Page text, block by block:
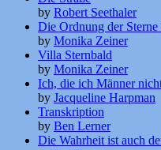
by Robert Seethaler
Die Ordnung der
by Monika Zeiner
Villa Sternbald
by Monika Zeiner
Ich, die ich Männer
by Jacqueline Harpman
Transkription
by Ben Lerner
Die Wahrheit ist auch